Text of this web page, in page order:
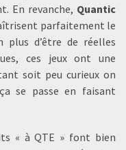
En revanche, Quantic
parfaitement le
plus d’être de réelles
ces jeux ont une
soit peu curieux on
se passe en faisant
« à QTE » font bien